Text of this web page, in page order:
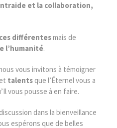
et la collaboration,
différentesmais de
l’humanité.
vous invitons à témoigner
talentsque l’Éternel vous a
vous pousse à en faire.
dans la bienveillance
espérons que de belles